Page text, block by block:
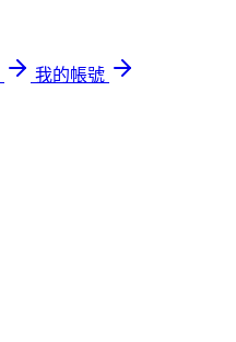
我的帳號